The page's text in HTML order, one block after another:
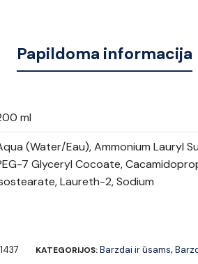
Papildoma informacija
ml
(Water/Eau), Ammonium Lauryl
7 Glyceryl Cocoate,
Laureth-2, Sodium
KATEGORIJOS:Barzdai ir ūsams,